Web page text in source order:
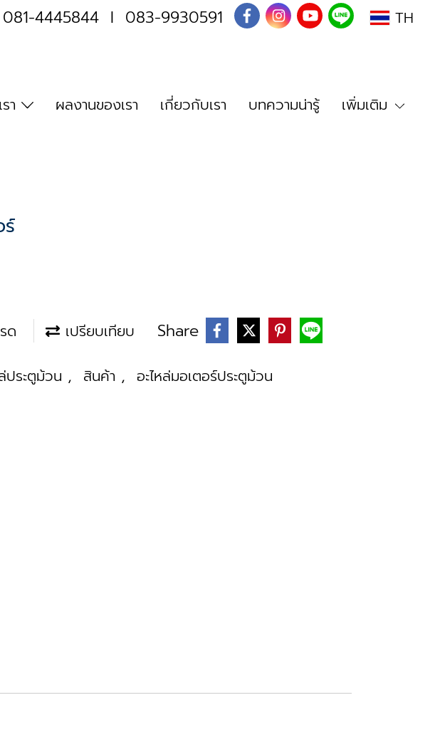
081-4445844 I 083-9930591 TH
า ผลงานของเรา เกี่ยวกับเรา บทความน่ารู้ เพิ่มเติม
ร์
ด เปรียบเทียบ
Share
ประตูม้วน , สินค้า , อะไหล่มอเตอร์ประตูม้วน